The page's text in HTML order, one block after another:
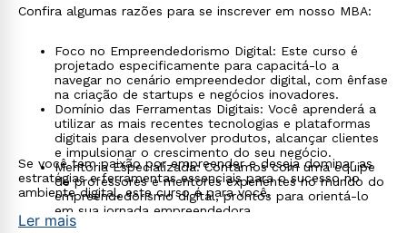
Confira algumas razões para se inscrever em nosso MBA:
Foco no Empreendedorismo Digital: Este curso é
projetado especificamente para capacitá-lo a
navegar no cenário empreendedor digital, com ênfase
na criação de startups e negócios inovadores.
Domínio das Ferramentas Digitais: Você aprenderá a
utilizar as mais recentes tecnologias e plataformas
digitais para desenvolver produtos, alcançar clientes
e impulsionar o crescimento do seu negócio.
Mentoria Especializada: Contamos com uma equipe
de professores e mentores experientes no mundo do
empreendedorismo digital, prontos para orientá-lo
em sua jornada empreendedora.
Networking e Colaboração: Você terá a oportunidade
Se você tem paixão por empreender e deseja dominar as
estratégias e ferramentas essenciais para o sucesso no
ambiente digital, este curso é para você.
Ler mais